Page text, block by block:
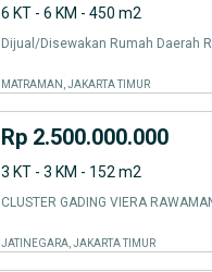
6 KT - 6 KM - 450 m2
MATRAMAN, JAKARTA TIMUR
Rp 2.500.000.000
3 KT - 3 KM - 152 m2
CLUSTER GADING VIERA
JATINEGARA, JAKARTA TIMUR